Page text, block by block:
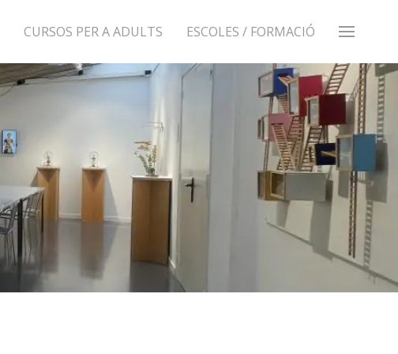
CURSOS PER A ADULTS ESCOLES / FORMACIÓ